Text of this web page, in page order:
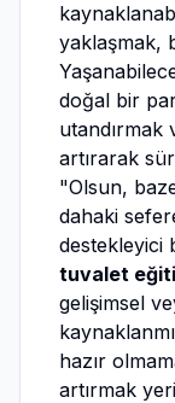
yaklaşmak,
doğal bir
utandırmak
artırarak
"Olsun,
dahaki
destekleyici
tuvalet
gelişimsel
hazır
artırmak